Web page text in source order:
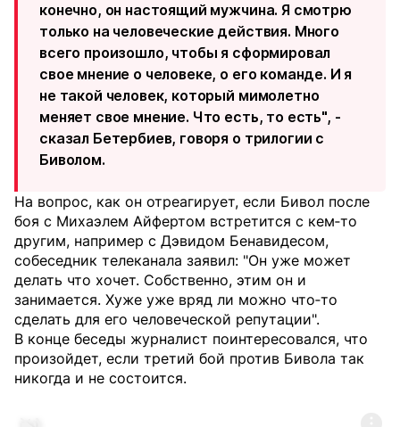
конечно, он настоящий мужчина. Я смотрю
только на человеческие действия. Много
всего произошло, чтобы я сформировал
свое мнение о человеке, о его команде. И я
не такой человек, который мимолетно
меняет свое мнение. Что есть, то есть", -
сказал Бетербиев, говоря о трилогии с
Биволом.
На вопрос, как он отреагирует, если Бивол после
боя с Михаэлем Айфертом встретится с кем‑то
другим, например с Дэвидом Бенавидесом,
собеседник телеканала заявил: "Он уже может
делать что хочет. Собственно, этим он и
занимается. Хуже уже вряд ли можно что‑то
сделать для его человеческой репутации".
В конце беседы журналист поинтересовался, что
произойдет, если третий бой против Бивола так
никогда и не состоится.